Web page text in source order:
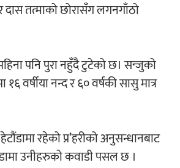
अफिस’ को परिचर्चा सम्पन्न
दास तत्माको छोरासँग लगनगाँठो
पनि पुरा नहुँदै टुटेको छ। सन्जुको
वर्षीया नन्द र ६० वर्षकी सासु मात्र
रहेको प्र’हरीको अनुसन्धानबाट
उनीहरुको कवाडी पसल छ ।